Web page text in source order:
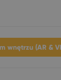
wnętrzu (AR &